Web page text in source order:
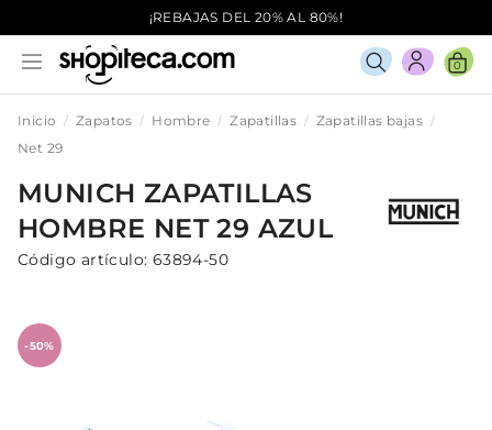
¡REBAJAS DEL 20% AL 80%!
0
Inicio Zapatos Hombre Zapatillas
Zapatillas bajas
Net 29
MUNICH ZAPATILLAS
HOMBRE NET 29 AZUL
Código artículo: 63894-50
-50%